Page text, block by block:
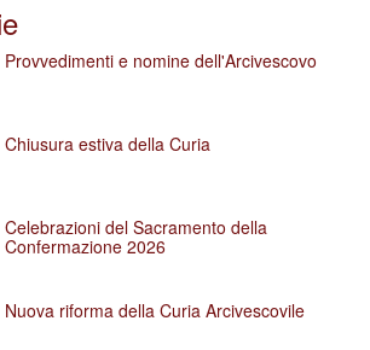
Provvedimenti e nomine dell'Arcivescovo
Chiusura estiva della Curia
Celebrazioni del Sacramento della
Confermazione 2026
Nuova riforma della Curia Arcivescovile